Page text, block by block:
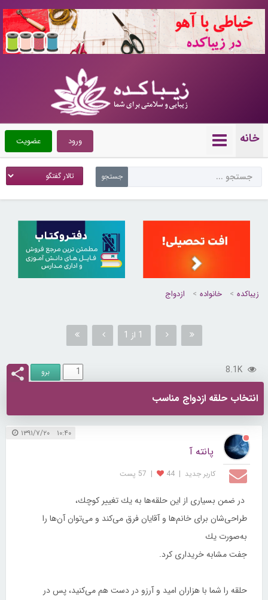
10720533
خانه عضویت ورود
زیباکده خانواده ازدواج
1 از 1
8.1K
انتخاب حلقه ازدواج مناسب
۱۰:۴۰ ۱۳۹۱/۷/۲۰
پانته آ
کاربر جديد |
44
| 57 پست
در ضمن بسیاری از این حلقه‌ها به یك تغییر كوچك،
طراحی‌شان برای خانم‌ها و آقایان فرق می‌كند و می‌توان آن‌ها را
به‌صورت یك
جفت مشابه خریداری كرد.
حلقه‌ را شما با هزاران امید و آرزو در دست هم می‌كنید، پس در